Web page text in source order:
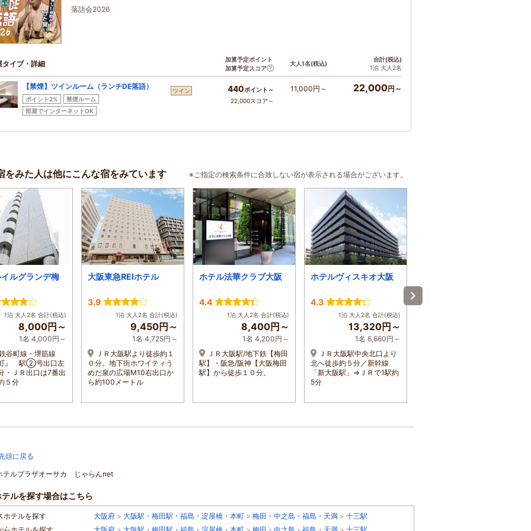
落語会2026
タイプ・詳細
加算予定ポイント
加算予定スコア
大人1名(税込)
合計(税込)
1泊 大人2名
【禁煙】ツインルーム（ランチDE落語）
ポイント2%
禁煙ルーム
部屋でインターネットOK
ツイン 440ポイント～
22,000スコア～
11,000円～ 22,000円～
をみた人は他にこんな宿をみています ※ご指定の検索条件に合致しない宿が表示される場合がございます。
ルグランデ梅
1泊 大人2名 合計(税込)
8,000円～
1名 4,000円～
谷町線・堺筋線
』 駅②号出口左
・ＪＲ出口は7番出
５分
大阪東急REIホテル
3.9
1泊 大人2名 合計(税込)
9,450円～
1名 4,725円～
ＪＲ大阪駅より徒歩約１
０分。地下街ホワイティう
めだ泉の広場M10右出口か
ら約100メートル
ホテル法華クラブ大阪
4.4
1泊 大人2名 合計(税込)
8,400円～
1名 4,200円～
ＪＲ大阪駅/地下鉄【梅田
駅】・阪急/阪神【大阪梅田
駅】から徒歩１０分。
ホテルヴィスキオ大阪
4.3
1泊 大人2名 合計(税込)
13,320円～
1名 6,660円～
ＪＲ大阪駅中央北口より
北へ徒歩約５分／新幹線
「新大阪駅」⇒ＪＲで1駅約
5分
3.9
頭に戻る
テルプラザオーサカ じゃらんnet
ルを探す場合はこちら
ホテルを探す 大阪府 > 大阪駅・梅田駅・福島・淀屋橋・本町 > 梅田・中之島・福島・天満 > 十三駅